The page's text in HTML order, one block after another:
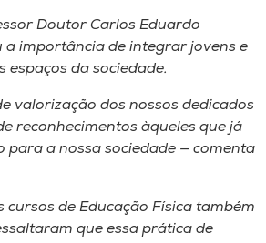
Doutor Carlos Eduardo
a importância de integrar jovens e
espaços da sociedade.
valorização dos nossos dedicados
reconhecimentos àqueles que já
a nossa sociedade — comenta
cursos de Educação Física também
que essa prática de